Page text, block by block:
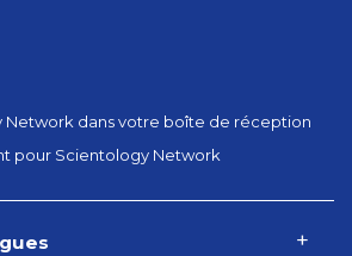
Network dans votre boîte de réception
pour Scientology Network